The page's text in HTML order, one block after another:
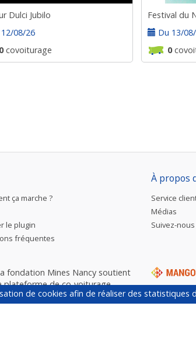
Dulci Jubilo
08/26
0covoiturage
Festival du
Du 13/
0
ça marche ?
le plugin
fréquentes
À propos
Service
Médias
Suivez-nous
fondation Mines Nancy soutient
plateforme de co-voiturage
YesWeCar.
de cookies afin de réaliser des